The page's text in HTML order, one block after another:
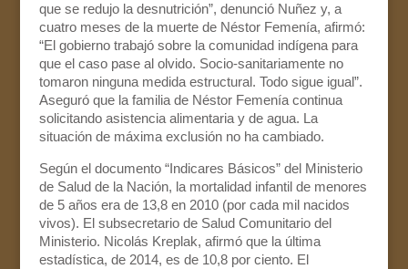
que se redujo la desnutrición”, denunció Nuñez y, a
cuatro meses de la muerte de Néstor Femenía, afirmó:
“El gobierno trabajó sobre la comunidad indígena para
que el caso pase al olvido. Socio-sanitariamente no
tomaron ninguna medida estructural. Todo sigue igual”.
Aseguró que la familia de Néstor Femenía continua
solicitando asistencia alimentaria y de agua. La
situación de máxima exclusión no ha cambiado.
Según el documento “Indicares Básicos” del Ministerio
de Salud de la Nación, la mortalidad infantil de menores
de 5 años era de 13,8 en 2010 (por cada mil nacidos
vivos). El subsecretario de Salud Comunitario del
Ministerio. Nicolás Kreplak, afirmó que la última
estadística, de 2014, es de 10,8 por ciento. El